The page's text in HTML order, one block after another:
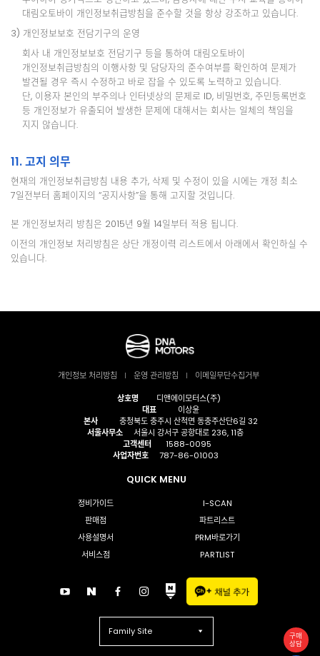
대림오토바이 개인정보취급방침을 준수할 것을 항상 강조하고 있습니다.
3) 개인정보보호 전담기구의 운영
회사 내 개인정보보호 전담기구 등을 통하여 대림오토바이
개인정보취급방침의 이행사항 및 담당자의 준수여부를 확인하여 문제가
발견될 경우 즉시 수정하고 바로 잡을 수 있도록 노력하고 있습니다.
단, 이용자 본인의 부주의나 인터넷상의 문제로 ID, 비밀번호, 주민등록번호
등 개인정보가 유출되어 발생한 문제에 대해서는 회사는 일체의 책임을
지지 않습니다.
11. 고지 의무
현재의 개인정보취급방침 내용 추가, 삭제 및 수정이 있을 시에는 개정 최소
7일전부터 홈페이지의 “공지사항”을 통해 고지할 것입니다.
본 개인정보처리 방침은 2015년 9월 14일부터 적용 됩니다.
이전의 개인정보 처리방침은 상단 개정이력 리스트에서 아래에서 확인하실 수
있습니다.
개인정보 처리방침 운영 관리방침
이메일무단수집거부
상호명
디앤에이모터스(주)
대표
이상윤
본사
충청북도 충주시 산척면 동충주산단6길 32
서울사무소
서울시 강서구 공항대로 236, 11층
고객센터
1588-0095
사업자번호
787-86-01003
QUICK MENU
정비가이드
I-SCAN
판매점
파트리스트
사용설명서
PRM바로가기
서비스점
PARTLIST
Family Site
구매
상담